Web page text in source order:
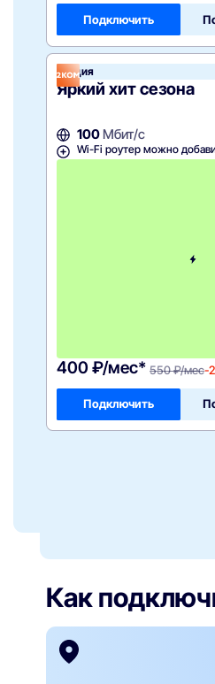
Подключить
Акция
Яркий хит сезона
100Мбит/с
Wi-Fi роутер можно
400 ₽/мес* 550 ₽/мес-
Подключить
Как